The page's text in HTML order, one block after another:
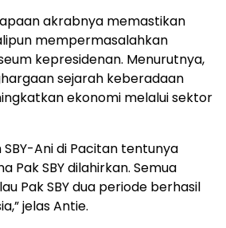
akrabnya memastikan
mempermasalahkan
kepresidenan. Menurutnya,
sejarah keberadaan
ekonomi melalui sektor
SBY-Ani di Pacitan tentunya
Pak SBY dilahirkan. Semua
Pak SBY dua periode berhasil
jelas Antie.